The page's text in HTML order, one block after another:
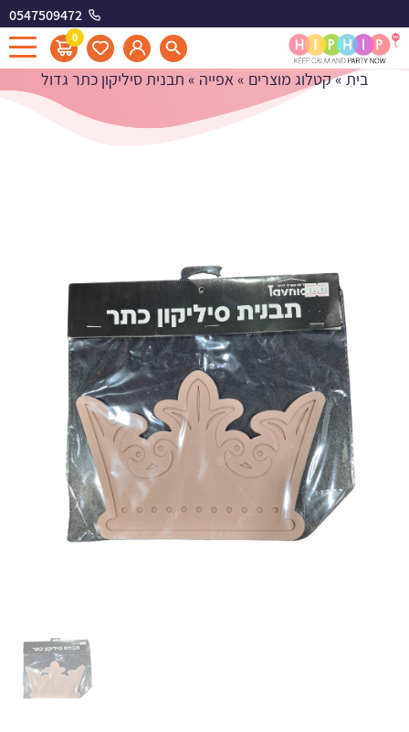
0547509472
0
תבנית סיליקון כתר גדול
בית»קטלוג מוצרים »אפייה » תבנית סיליקון כתר גדול